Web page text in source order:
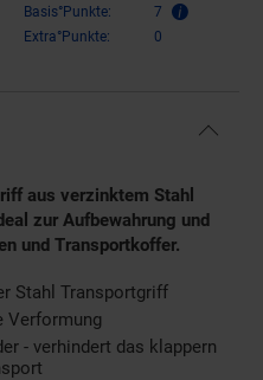
Basis°Punkte:
7
Extra°Punkte:
0
aus verzinktem Stahl
zur Aufbewahrung und
und Transportkoffer.
Stahl Transportgriff
Verformung
- verhindert das klappern